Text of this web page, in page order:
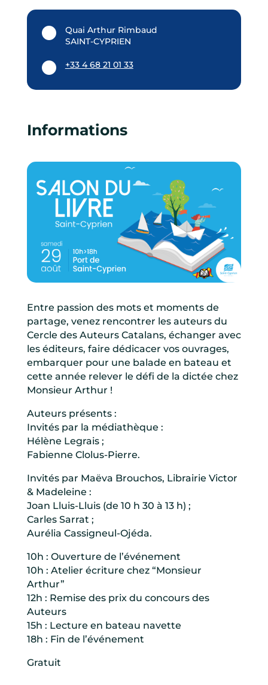
Quai Arthur Rimbaud
SAINT-CYPRIEN
+33 4 68 21 01 33
Informations
Entre passion des mots et moments de
partage, venez rencontrer les auteurs du
Cercle des Auteurs Catalans, échanger avec
les éditeurs, faire dédicacer vos ouvrages,
embarquer pour une balade en bateau et
cette année relever le défi de la dictée chez
Monsieur Arthur !
Auteurs présents :
Invités par la médiathèque :
Hélène Legrais ;
Fabienne Clolus-Pierre.
Invités par Maëva Brouchos, Librairie Victor
& Madeleine :
Joan Lluis-Lluis (de 10 h 30 à 13 h) ;
Carles Sarrat ;
Aurélia Cassigneul-Ojéda.
10h : Ouverture de l’événement
10h : Atelier écriture chez “Monsieur
Arthur”
12h : Remise des prix du concours des
Auteurs
15h : Lecture en bateau navette
18h : Fin de l’événement
Gratuit